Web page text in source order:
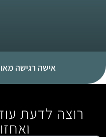
אישה רגישה
רוצה לדעת